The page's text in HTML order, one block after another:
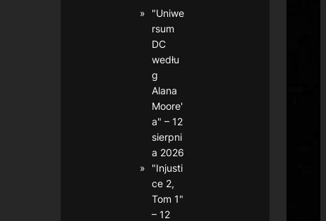
"Uniwe
rsum
DC
wedłu
g
Alana
Moore'
a" – 12
sierpni
a 2026
"Injusti
ce 2,
Tom 1"
– 12